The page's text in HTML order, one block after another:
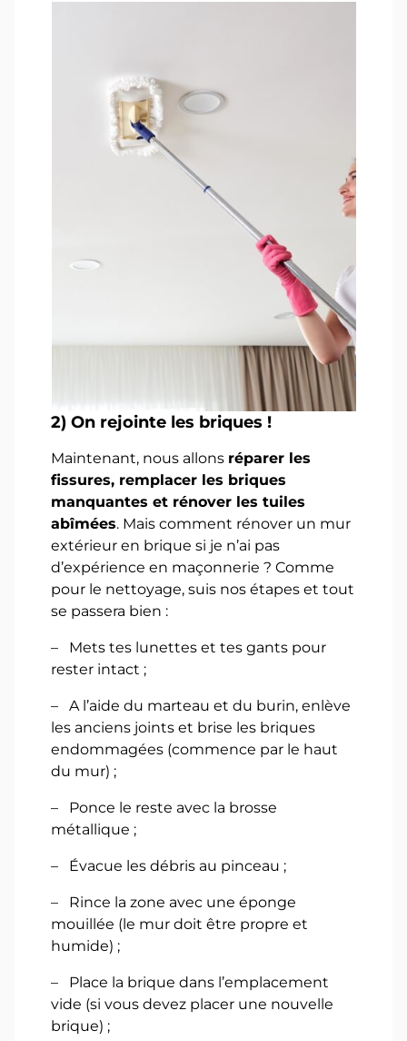
2) On rejointe les briques !
Maintenant, nous allons réparer les
fissures, remplacer les briques
manquantes et rénover les tuiles
abîmées. Mais comment rénover un mur
extérieur en brique si je n’ai pas
d’expérience en maçonnerie ? Comme
pour le nettoyage, suis nos étapes et tout
se passera bien :
– Mets tes lunettes et tes gants pour
rester intact ;
– A l’aide du marteau et du burin, enlève
les anciens joints et brise les briques
endommagées (commence par le haut
du mur) ;
– Ponce le reste avec la brosse
métallique ;
– Évacue les débris au pinceau ;
– Rince la zone avec une éponge
mouillée (le mur doit être propre et
humide) ;
– Place la brique dans l’emplacement
vide (si vous devez placer une nouvelle
brique) ;